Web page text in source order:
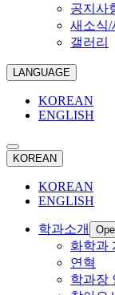
공지사
새소식/
갤러리
LANGUAGE
KOREAN
ENGLISH
KOREAN
KOREAN
ENGLISH
학과소개
화학과
연혁
학과장